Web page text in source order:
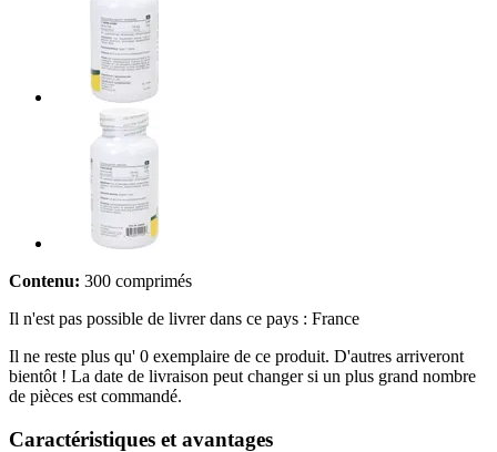
Contenu: 300 comprimés
Il n'est pas possible de livrer dans ce pays : France
Il ne reste plus qu' 0 exemplaire de ce produit. D'autres arriveront
bientôt ! La date de livraison peut changer si un plus grand nombre
de pièces est commandé.
Caractéristiques et avantages